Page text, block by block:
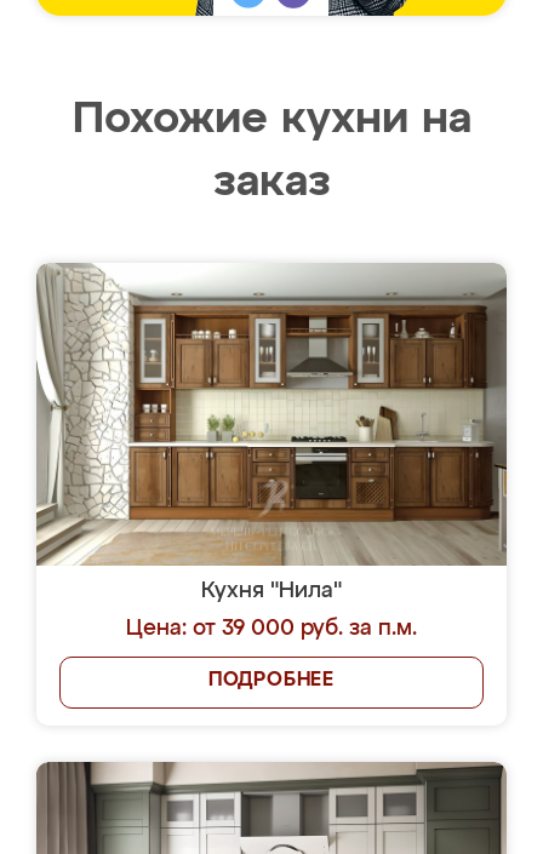
Похожие кухни на
заказ
Кухня "Нила"
Цена: от 39 000 руб. за п.м.
ПОДРОБНЕЕ